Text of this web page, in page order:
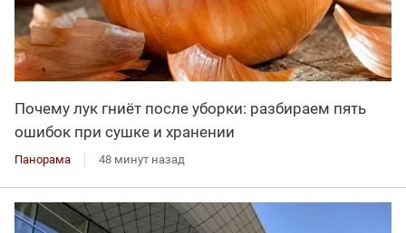
Почему лук гниёт после уборки: разбираем пять
ошибок при сушке и хранении
Панорама 48 минут назад